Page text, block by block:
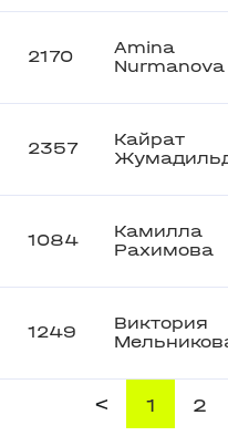
2170
Amina
Nurmanova
2357
Кайрат
1084
Камилла
Рахимова
1249
Виктория
< 1 2